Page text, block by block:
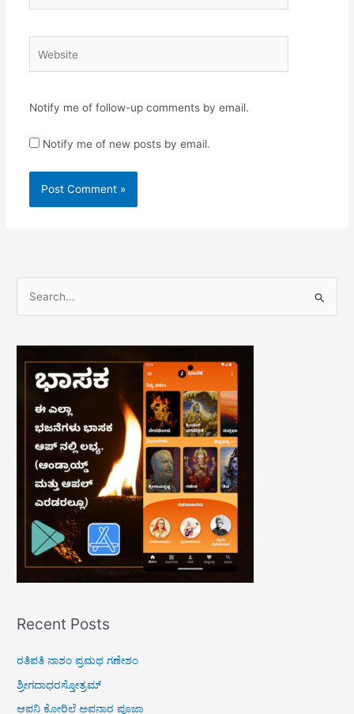
Notify me of follow-up comments by email.
Notify me of new posts by email.
Recent Posts
ರತಿಪತಿ ನಾಶಂ ಪ್ರಮಥ ಗಣೇಶಂ
ಶ್ರೀಗದಾಧರಸ್ತೋತ್ರಮ್
ಆಪನಿ ಕೋರಿಲೆ ಅಪನಾರ ಪೂಜಾ